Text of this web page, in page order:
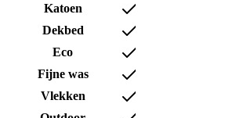
Katoen
Dekbed
Eco
Fijne was
Vlekken